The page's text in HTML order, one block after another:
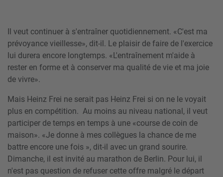
Il veut continuer à s'entraîner quotidiennement. «C'est ma
prévoyance vieillesse», dit-il. Le plaisir de faire de l'exercice
lui durera encore longtemps. «L'entraînement m'aide à
rester en forme et à conserver ma qualité de vie et ma joie
de vivre».
Mais Heinz Frei ne serait pas Heinz Frei si on ne le voyait
plus en compétition. Au moins au niveau national, il veut
participer de temps en temps à une «course de coin de
maison». «Je donne à mes collègues la chance de me
battre encore une fois », dit-il avec un grand sourire.
Dimanche, il est invité au marathon de Berlin. Pour lui, il
n'est pas question de refuser cette offre malgré le départ